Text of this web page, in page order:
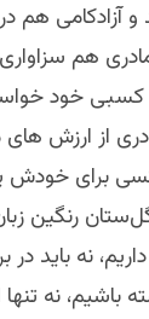
آزادکامی هم
هم
خود
از ارزش
برای
رنگین
نه باید
نه